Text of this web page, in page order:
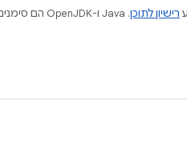
רישיון לתוכן